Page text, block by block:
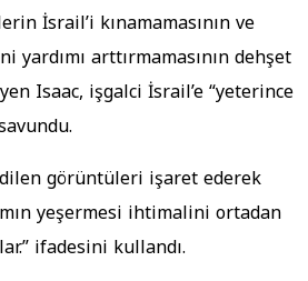
İsrail’i kınamamasının ve
yardımı arttırmamasının dehşet
Isaac, işgalci İsrail’e “yeterince
görüntüleri işaret ederek
yeşermesi ihtimalini ortadan
ifadesini kullandı.